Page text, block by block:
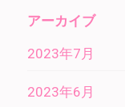
アーカイブ
2023年7月
2023年6月